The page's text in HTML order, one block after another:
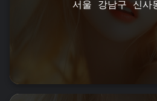
서울 강남구 신